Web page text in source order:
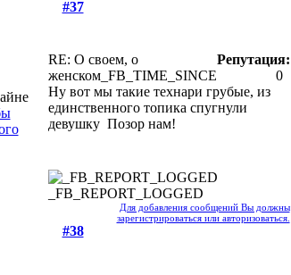
#37
RE: О своем, о
женском_FB_TIME_SINCE
Репутация:
0
Ну вот мы такие технари грубые, из
единственного топика спугнули
девушку Позор нам!
_FB_REPORT_LOGGED
Для добавления сообщений Вы должны
зарегистрироваться или авторизоваться.
#38